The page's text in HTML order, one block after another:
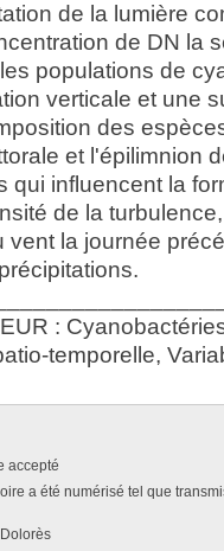
de la lumière
de DN la
populations de
verticale et une
des
et l'épilimnion
qui influencent la
de la
vent la journée
:
temporelle,
accepté
a été numérisé tel que